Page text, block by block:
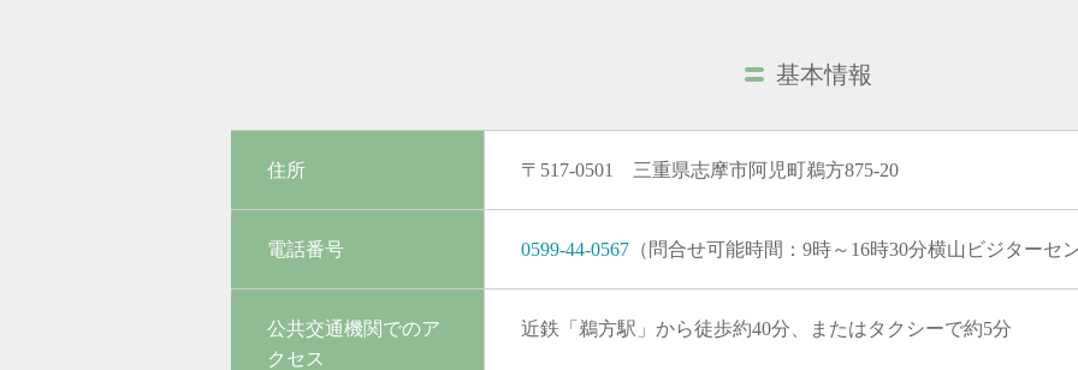
基本情報
住所 〒517-0501 三重県志摩市阿児町鵜方875-20
電話番号 0599-44-0567 （問合せ可能時間：9時～16時30分横山ビジターセ
公共交通機関でのア
クセス
近鉄「鵜方駅」から徒歩約40分、またはタクシーで約5分